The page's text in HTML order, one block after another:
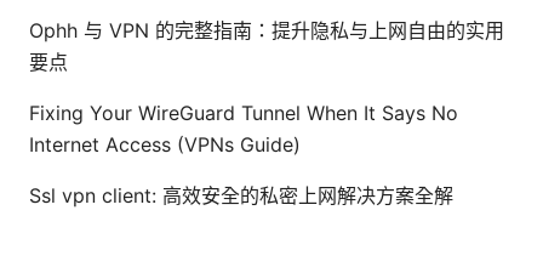
Ophh 与 VPN 的完整指南：提升隐私与上网自由的实用
要点
Fixing Your WireGuard Tunnel When It Says No
Internet Access (VPNs Guide)
Ssl vpn client: 高效安全的私密上网解决方案全解